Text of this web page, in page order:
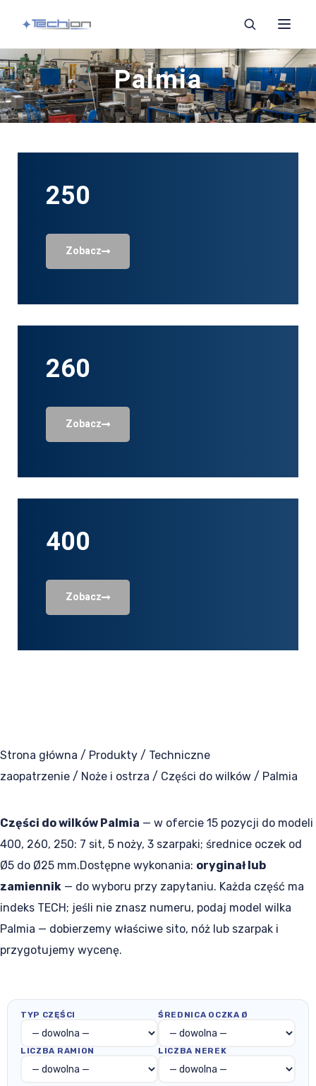
Części do wilków
Części zamienne
Narzędzia do maszyn
Szukaj
Palmia
250
Zobacz
260
Zobacz
400
Zobacz
Strona główna / Produkty / Techniczne
zaopatrzenie / Noże i ostrza / Części do wilków / Palmia
Części do wilków Palmia — w ofercie 15 pozycji do modeli
400, 260, 250: 7 sit, 5 noży, 3 szarpaki; średnice oczek od
Ø5 do Ø25 mm.Dostępne wykonania: oryginał lub
zamiennik — do wyboru przy zapytaniu. Każda część ma
indeks TECH; jeśli nie znasz numeru, podaj model wilka
Palmia — dobierzemy właściwe sito, nóż lub szarpak i
przygotujemy wycenę.
TYP CZĘŚCI ŚREDNICA OCZKA Ø
LICZBA RAMION LICZBA NEREK